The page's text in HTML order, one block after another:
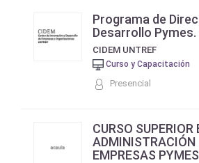
Programa de
Desarrollo Pymes.
CIDEM UNTREF
Curso y Capacitación
Presencial
CURSO SUPERIOR
ADMINISTRACIÓN
EMPRESAS PYMES